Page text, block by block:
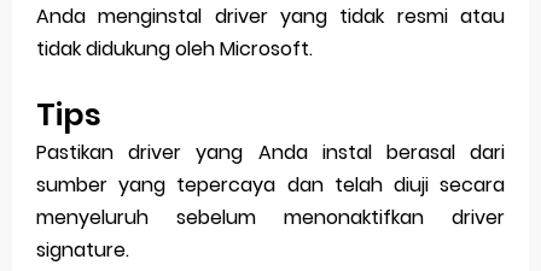
Anda menginstal driver yang tidak resmi atau
tidak didukung oleh Microsoft.
Tips
Pastikan driver yang Anda instal berasal dari
sumber yang tepercaya dan telah diuji secara
menyeluruh sebelum menonaktifkan driver
signature.